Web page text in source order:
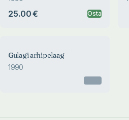
25.00 € Osta
Gulagi arhipelaag
1990